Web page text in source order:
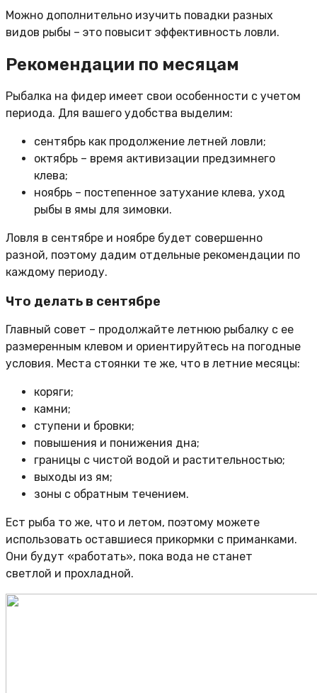
Можно дополнительно изучить повадки разных
видов рыбы – это повысит эффективность ловли.
Рекомендации по месяцам
Рыбалка на фидер имеет свои особенности с учетом
периода. Для вашего удобства выделим:
сентябрь как продолжение летней ловли;
октябрь – время активизации предзимнего
клева;
ноябрь – постепенное затухание клева, уход
рыбы в ямы для зимовки.
Ловля в сентябре и ноябре будет совершенно
разной, поэтому дадим отдельные рекомендации по
каждому периоду.
Что делать в сентябре
Главный совет – продолжайте летнюю рыбалку с ее
размеренным клевом и ориентируйтесь на погодные
условия. Места стоянки те же, что в летние месяцы:
коряги;
камни;
ступени и бровки;
повышения и понижения дна;
границы с чистой водой и растительностью;
выходы из ям;
зоны с обратным течением.
Ест рыба то же, что и летом, поэтому можете
использовать оставшиеся прикормки с приманками.
Они будут «работать», пока вода не станет
светлой и прохладной.